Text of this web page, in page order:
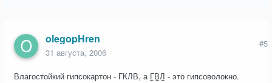
olegopHren
31 августа, 2006
#5
Влагостойкий гипсокартон - ГКЛВ, а ГВЛ - это гипсоволокно.